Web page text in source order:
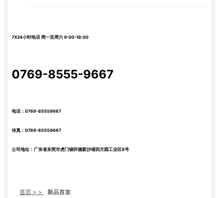
7X24小时电话 周一至周六 9:00-18:00
0769-8555-9667
电话：0769-85559667
传真：0769-85559667
公司地址：广东省东莞市虎门镇怀德新沙埔四方园工业区8号
首页 > > 新品首发